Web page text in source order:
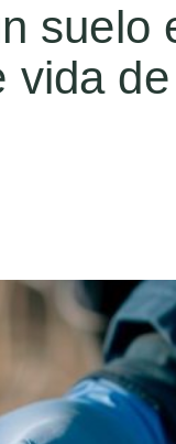
suelo
vida